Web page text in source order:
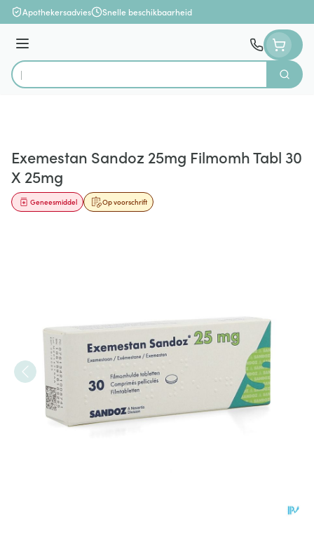
Ga naar de inhoud
Apothekersadvies Snelle beschikbaarheid
Menu
Product, merk, categorie...
Zoek
Exemestan Sandoz 25mg Filmomh Tabl 30
X 25mg
Op voorschrift
Geneesmiddel